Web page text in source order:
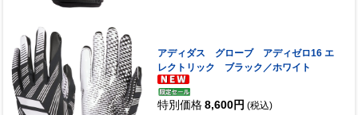
アディダス グローブ アディゼロ16 エ
レクトリック ブラック／ホワイト
特別価格 8,600円 (税込)